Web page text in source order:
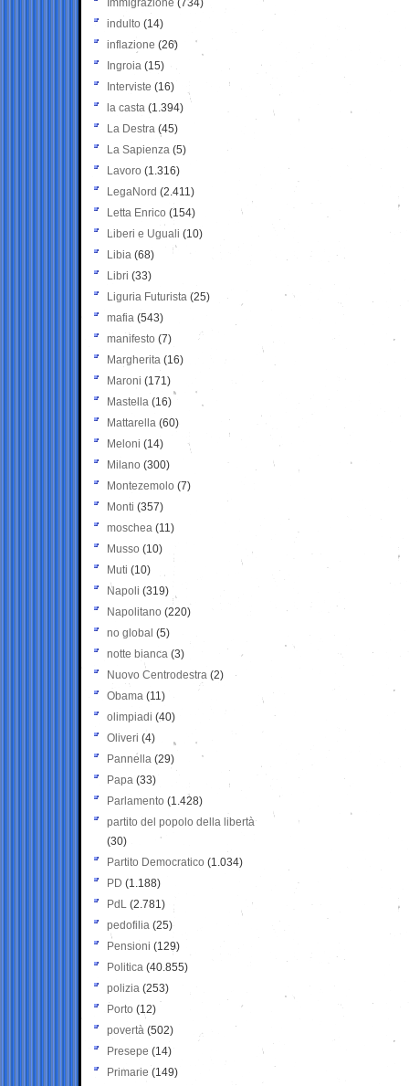
Immigrazione (734)
indulto (14)
inflazione (26)
Ingroia (15)
Interviste (16)
la casta (1.394)
La Destra (45)
La Sapienza (5)
Lavoro (1.316)
LegaNord (2.411)
Letta Enrico (154)
Liberi e Uguali (10)
Libia (68)
Libri (33)
Liguria Futurista (25)
mafia (543)
manifesto (7)
Margherita (16)
Maroni (171)
Mastella (16)
Mattarella (60)
Meloni (14)
Milano (300)
Montezemolo (7)
Monti (357)
moschea (11)
Musso (10)
Muti (10)
Napoli (319)
Napolitano (220)
no global (5)
notte bianca (3)
Nuovo Centrodestra (2)
Obama (11)
olimpiadi (40)
Oliveri (4)
Pannella (29)
Papa (33)
Parlamento (1.428)
partito del popolo della libertà
(30)
Partito Democratico (1.034)
PD (1.188)
PdL (2.781)
pedofilia (25)
Pensioni (129)
Politica (40.855)
polizia (253)
Porto (12)
povertà (502)
Presepe (14)
Primarie (149)